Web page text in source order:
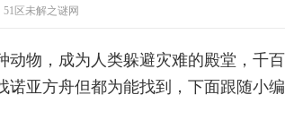
51区未解之谜网
物，成为人类躲避灾难的殿堂，千百
亚方舟但都为能找到，下面跟随小编